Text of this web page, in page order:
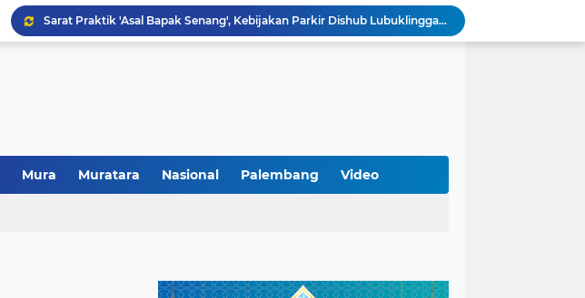
Lantik Pejabat Baru, JM Bupati Empat Lawang: Jabatan Adalah Amanah, Segera Berinovasi Demi Empat Lawang MADANI!
KAMMI Muratara Dukung MUI dalam Upaya Penegakan Hukum terhadap Aktivitas LGBT
Tingkatkan Kualitas Insan Pers, PWI Musi Rawas Gelar Pelatihan Jurnalistik Berbasis Kompetensi dan Storytelling.
Mura Muratara Nasional Palembang Video